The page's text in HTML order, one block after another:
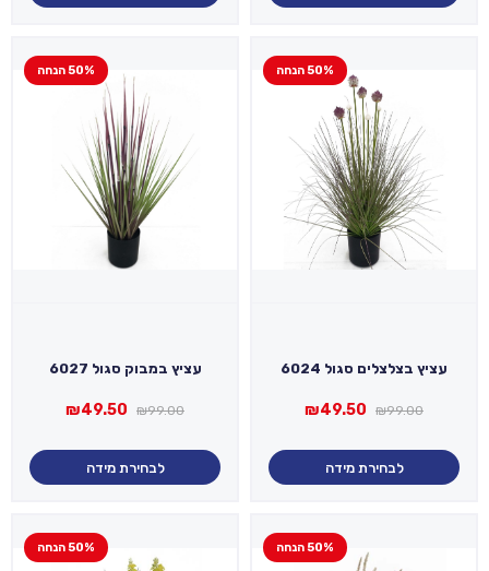
50% הנחה
עציץ בצלצלים סגול 6024
₪99.00
המחיר
היה:
₪99.00.
₪49.50
המחיר
הוא:
₪49.50.
לבחירת מידה
50% הנחה
עציץ במבוק סגול 6027
₪99.00
המחיר
היה:
₪99.00.
₪49.50
המחיר
הוא:
₪49.50.
לבחירת מידה
50% הנחה 50% הנחה